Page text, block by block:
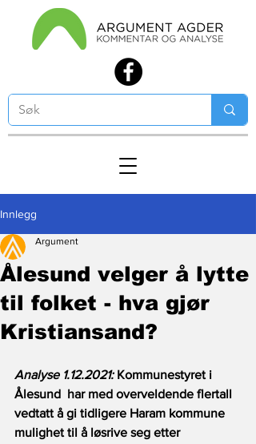
Innlegg
Ålesund velger å lytte
til folket - hva gjør
Kristiansand?
Argument
Analyse 1.12.2021: Kommunestyret i
Ålesund  har med overveldende flertall
vedtatt å gi tidligere Haram kommune
mulighet til å løsrive seg etter